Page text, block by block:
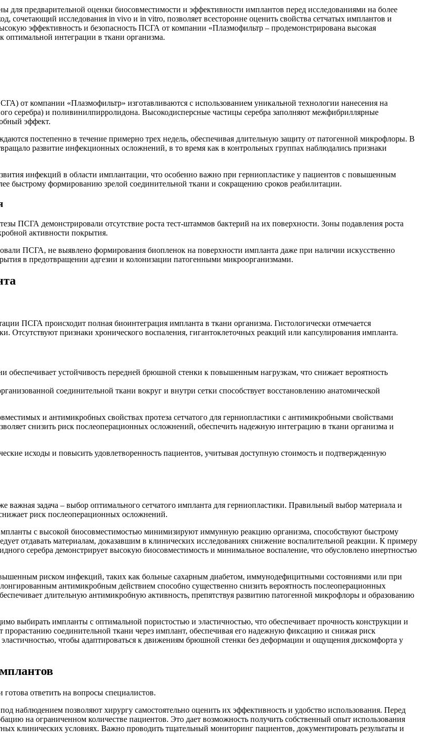
предварительной оценки биосовместимости и эффективности имплантов перед исследованиями на более
исследования in vivo и in vitro, позволяет всесторонне оценить свойства сетчатых имплантов и
эффективность и безопасность ПСГА от компании «Плазмофильтр – продемонстрирована высокая
оптимальной интеграции в ткани организма.
от компании «Плазмофильтр» изготавливаются с использованием уникальной технологии нанесения на
серебра) и поливинилпирролидона. Высокодисперсные частицы серебра заполняют межфибриллярные
эффект.
постепенно в течение примерно трех недель, обеспечивая длительную защиту от патогенной микрофлоры. В
развитие инфекционных осложнений, в то время как в контрольных группах наблюдались признаки
инфекций в области имплантации, что особенно важно при герниопластике у пациентов с повышенным
быстрому формированию зрелой соединительной ткани и сокращению сроков реабилитации.
ПСГА демонстрировали отсутствие роста тест-штаммов бактерий на их поверхности. Зоны подавления роста
активности покрытия.
ПСГА, не выявлено формирования биопленок на поверхности импланта даже при наличии искусственно
в предотвращении адгезии и колонизации патогенными микроорганизмами.
ПСГА происходит полная биоинтеграция импланта в ткани организма. Гистологически отмечается
признаки хронического воспаления, гигантоклеточных реакций или капсулирования импланта.
обеспечивает устойчивость передней брюшной стенки к повышенным нагрузкам, что снижает вероятность
соединительной ткани вокруг и внутри сетки способствует восстановлению анатомической
и антимикробных свойствах протеза сетчатого для герниопластики с антимикробными свойствами
снизить риск послеоперационных осложнений, обеспечить надежную интеграцию в ткани организма и
исходы и повысить удовлетворенность пациентов, учитывая доступную стоимость и подтвержденную
задача – выбор оптимального сетчатого импланта для герниопластики. Правильный выбор материала и
риск послеоперационных осложнений.
с высокой биосовместимостью минимизируют иммунную реакцию организма, способствуют быстрому
отдавать материалам, доказавшим в клинических исследованиях снижение воспалительной реакции. К примеру
серебра демонстрирует высокую биосовместимость и минимальное воспаление, что обусловлено инертностью
риском инфекций, таких как больные сахарным диабетом, иммунодефицитными состояниями или при
антимикробным действием способно существенно снизить вероятность послеоперационных
длительную антимикробную активность, препятствуя развитию патогенной микрофлоры и образованию
выбирать импланты с оптимальной пористостью и эластичностью, что обеспечивает прочность конструкции и
прорастанию соединительной ткани через имплант, обеспечивая его надежную фиксацию и снижая риск
чтобы адаптироваться к движениям брюшной стенки без деформации и ощущения дискомфорта у
ответить на вопросы специалистов.
наблюдением позволяют хирургу самостоятельно оценить их эффективность и удобство использования. Перед
на ограниченном количестве пациентов. Это дает возможность получить собственный опыт использования
клинических условиях. Важно проводить тщательный мониторинг пациентов, документировать результаты и